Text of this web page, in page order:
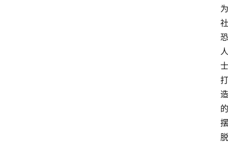
为
社
恐
人
士
打
造
的
摆
脱